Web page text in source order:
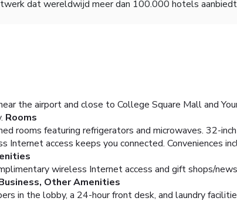
dat wereldwijd meer dan 100.000 hotels
the airport and close to College Square Mall and
Rooms
rooms featuring refrigerators and microwaves. 32-
access keeps you connected. Conveniences
wireless Internet access and gift shops/
Other Amenities
in the lobby, a 24-hour front desk, and laundry